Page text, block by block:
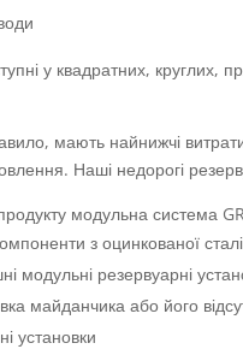
у квадратних,
мають найнижчі
Наші недорогі
модульна система
з оцинкованої сталі
модульні резервуарні
майданчика або його
установки